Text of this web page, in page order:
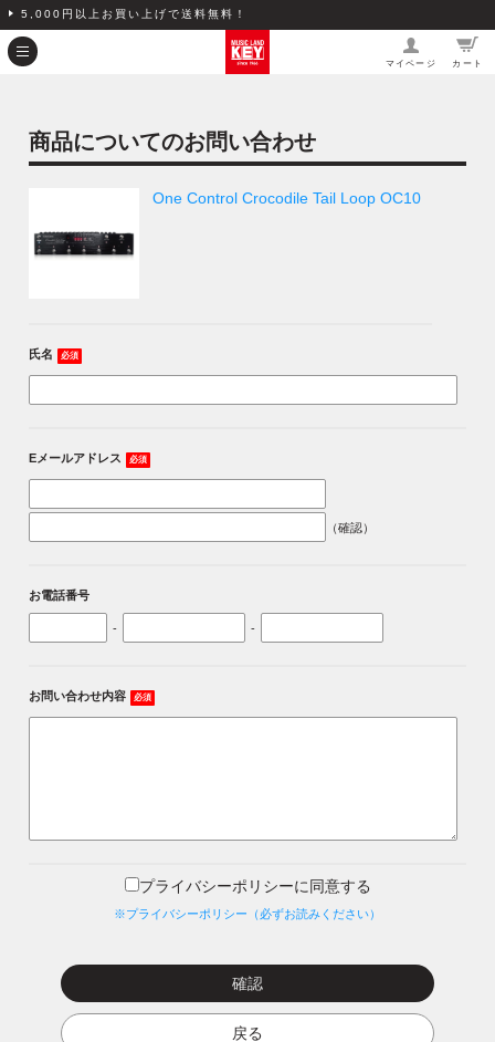
5,000円以上お買い上げで送料無料！
マイページ カート
商品についてのお問い合わせ
One Control Crocodile Tail Loop OC10
氏名 必須
Eメールアドレス 必須
（確認）
お電話番号
- -
お問い合わせ内容 必須
プライバシーポリシーに同意する
※プライバシーポリシー（必ずお読みください）